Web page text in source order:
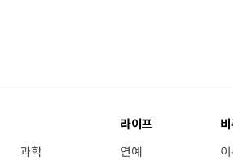
과학
라이프
연예